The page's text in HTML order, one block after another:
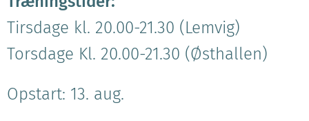
Tirsdage kl. 20.00-21.30 (Lemvig)
Torsdage Kl. 20.00-21.30 (Østhallen)
Opstart: 13. aug.